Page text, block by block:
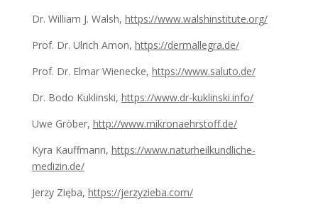
Dr. William J. Walsh, https://www.walshinstitute.org/
Prof. Dr. Ulrich Amon, https://dermallegra.de/
Prof. Dr. Elmar Wienecke, https://www.saluto.de/
Dr. Bodo Kuklinski, https://www.dr-kuklinski.info/
Uwe Gröber, http://www.mikronaehrstoff.de/
Kyra Kauffmann, https://www.naturheilkundliche-
medizin.de/
Jerzy Zięba, https://jerzyzieba.com/